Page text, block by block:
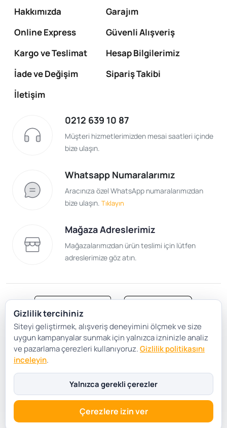
Hakkımızda
Garajım
Online Express
Güvenli Alışveriş
Kargo ve Teslimat
Hesap Bilgilerimiz
İade ve Değişim
Sipariş Takibi
İletişim
0212 639 10 87
Müşteri hizmetlerimizden mesai saatleri içinde
bize ulaşın.
Whatsapp Numaralarımız
Aracınıza özel WhatsApp numaralarımızdan
bize ulaşın. Tıklayın
Mağaza Adreslerimiz
Mağazalarımızdan ürün teslimi için lütfen
adreslerimize göz atın.
Satış Sözleşmesi
Gizlilik ve Güvenlik
Gizlilik Politikası
Çerez Tercihleri
Gizlilik tercihiniz
Siteyi geliştirmek, alışveriş deneyimini ölçmek ve size
uygun kampanyalar sunmak için yalnızca izninizle analiz
ve pazarlama çerezleri kullanıyoruz.Gizlilik politikasını
inceleyin.
Yalnızca gerekli çerezler
Çerezlere izin ver